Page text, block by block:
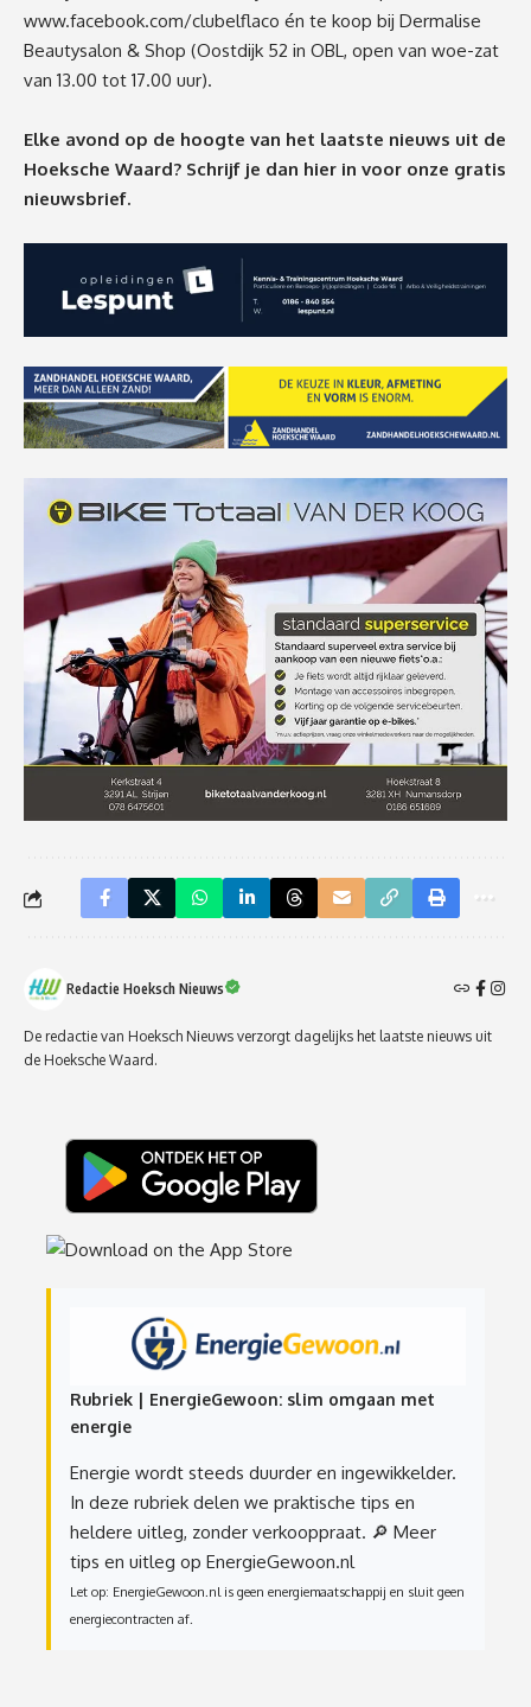
www.facebook.com/clubelflaco én te koop bij Dermalise
Beautysalon & Shop (Oostdijk 52 in OBL, open van woe-zat
van 13.00 tot 17.00 uur).
Elke avond op de hoogte van het laatste nieuws uit de
Hoeksche Waard? Schrijf je dan hier in voor onze gratis
nieuwsbrief.
Redactie Hoeksch Nieuws
De redactie van Hoeksch Nieuws verzorgt dagelijks het laatste nieuws uit
de Hoeksche Waard.
Rubriek | EnergieGewoon: slim omgaan met
energie
Energie wordt steeds duurder en ingewikkelder.
In deze rubriek delen we praktische tips en
heldere uitleg, zonder verkooppraat. 🔎 Meer
tips en uitleg op EnergieGewoon.nl
Let op: EnergieGewoon.nl is geen energiemaatschappij en sluit geen
energiecontracten af.